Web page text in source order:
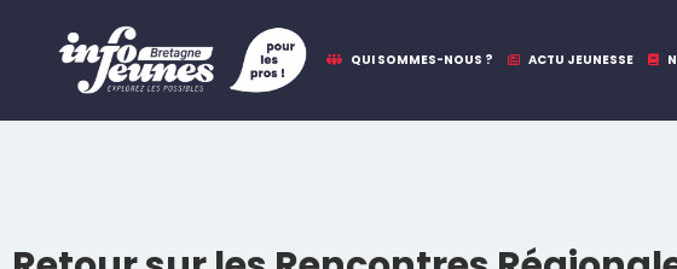
QUI SOMMES-NOUS ? ACTU JEUNESSE